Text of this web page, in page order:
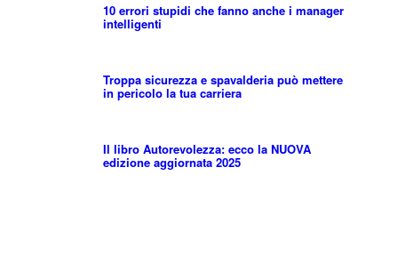
10 errori stupidi che fanno anche i manager
intelligenti
Troppa sicurezza e spavalderia può mettere
in pericolo la tua carriera
Il libro Autorevolezza: ecco la NUOVA
edizione aggiornata 2025